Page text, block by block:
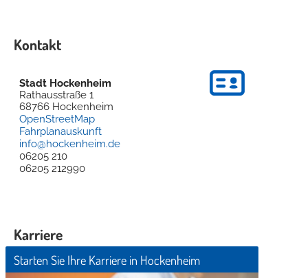
Kontakt
Stadt Hockenheim
Rathausstraße 1
68766 Hockenheim
OpenStreetMap
Fahrplanauskunft
info@hockenheim.de
06205 210
06205 212990
Karriere
Starten Sie Ihre Karriere in Hockenheim